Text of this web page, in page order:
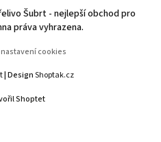
Shoptet
Šubrt - nejlepší obchod pro
práva vyhrazena.
cookies
| DesignShoptak.cz